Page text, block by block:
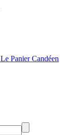
Le Panier Candéen